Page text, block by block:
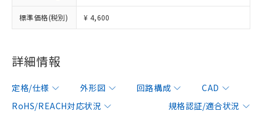
標準価格(税別) ¥ 4,600
詳細情報
定格/仕様 外形図 回路構成
CAD
RoHS/REACH対応状況
規格認証/適合状況